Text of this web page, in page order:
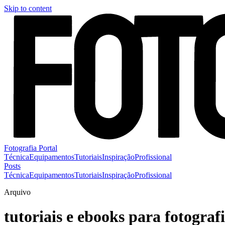
Skip to content
Fotografia Portal
TécnicaEquipamentosTutoriaisInspiraçãoProfissional
Posts
TécnicaEquipamentosTutoriaisInspiraçãoProfissional
Arquivo
tutoriais e ebooks para